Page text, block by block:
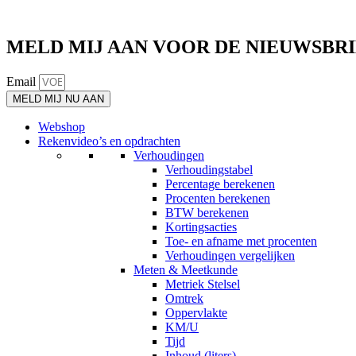
MELD MIJ AAN VOOR DE
Email
MELD MIJ NU AAN
Webshop
Rekenvideo’s en opdrachten
Verhoudingen
Verhoudingstabel
Percentage berekenen
Procenten berekenen
BTW berekenen
Kortingsacties
Toe- en afname met procenten
Verhoudingen vergelijken
Meten & Meetkunde
Metriek Stelsel
Omtrek
Oppervlakte
KM/U
Tijd